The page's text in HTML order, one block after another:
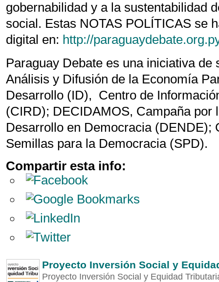
gobernabilidad y a la sustentabilidad
social. Estas NOTAS POLÍTICAS se
digital en: http://
Paraguay Debate es una iniciativa
Análisis y Difusión de la Economía
Desarrollo (ID), Centro de
(CIRD); DECIDAMOS, Campaña por
Desarrollo en Democracia
Semillas para la Democracia (SPD).
Compartir esta info:
Proyecto Inversión Social y
Proyecto Inversión Social y Equidad